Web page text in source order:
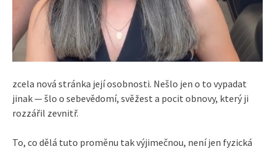
zcela nová stránka její osobnosti. Nešlo jen o to vypadat
jinak — šlo o sebevědomí, svěžest a pocit obnovy, který ji
rozzářil zevnitř.
To, co dělá tuto proměnu tak výjimečnou, není jen fyzická